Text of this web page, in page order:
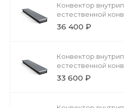
Конвектор
естественной
DG-U-NA
36 400 ₽
Конвектор
естественной
DG-U-NA
33 600 ₽